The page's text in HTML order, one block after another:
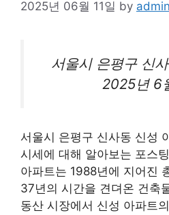
2025년 06월 11일 by admin
서울시 은평구 신
2025년 6
서울시 은평구 신사동 신성
시세에 대해 알아보는 포스
아파트는 1988년에 지어진
37년의 시간을 견뎌온 건축
동산 시장에서 신성 아파트